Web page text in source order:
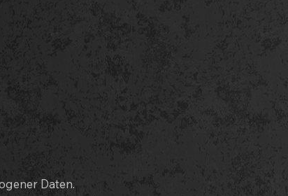
Daten.